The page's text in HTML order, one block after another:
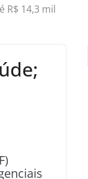
R$ 14,3 mil